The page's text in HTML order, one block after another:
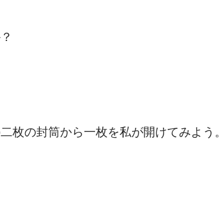
枚の封筒から一枚を私が開けてみよう。